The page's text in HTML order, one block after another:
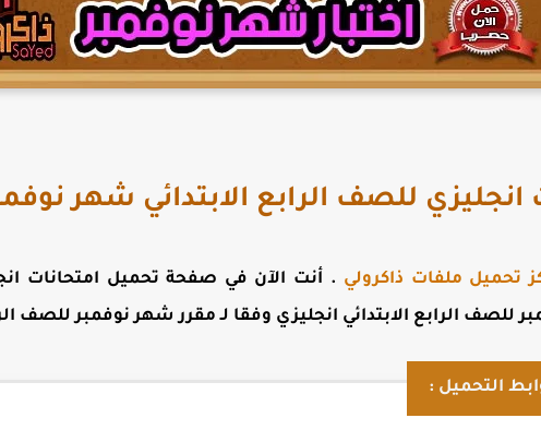
للصف الرابع الابتدائي شهر نوفمبر
تحميل ملفات ذاكرولي . أنت الآن في صفحة تحميل امتحانات
للصف الرابع الابتدائي انجليزي وفقا لـ مقرر شهر نوفمبر للصف الرابع
التحميل :